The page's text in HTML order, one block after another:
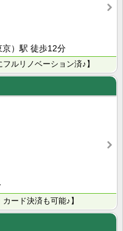
）駅 徒歩12分
ルリノベーション済♪】
ード決済も可能♪】